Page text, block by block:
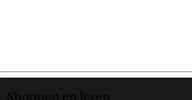
Shoppen en leren